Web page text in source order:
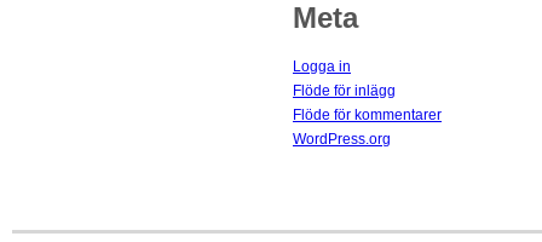
Meta
Logga in
Flöde för inlägg
Flöde för kommentarer
WordPress.org